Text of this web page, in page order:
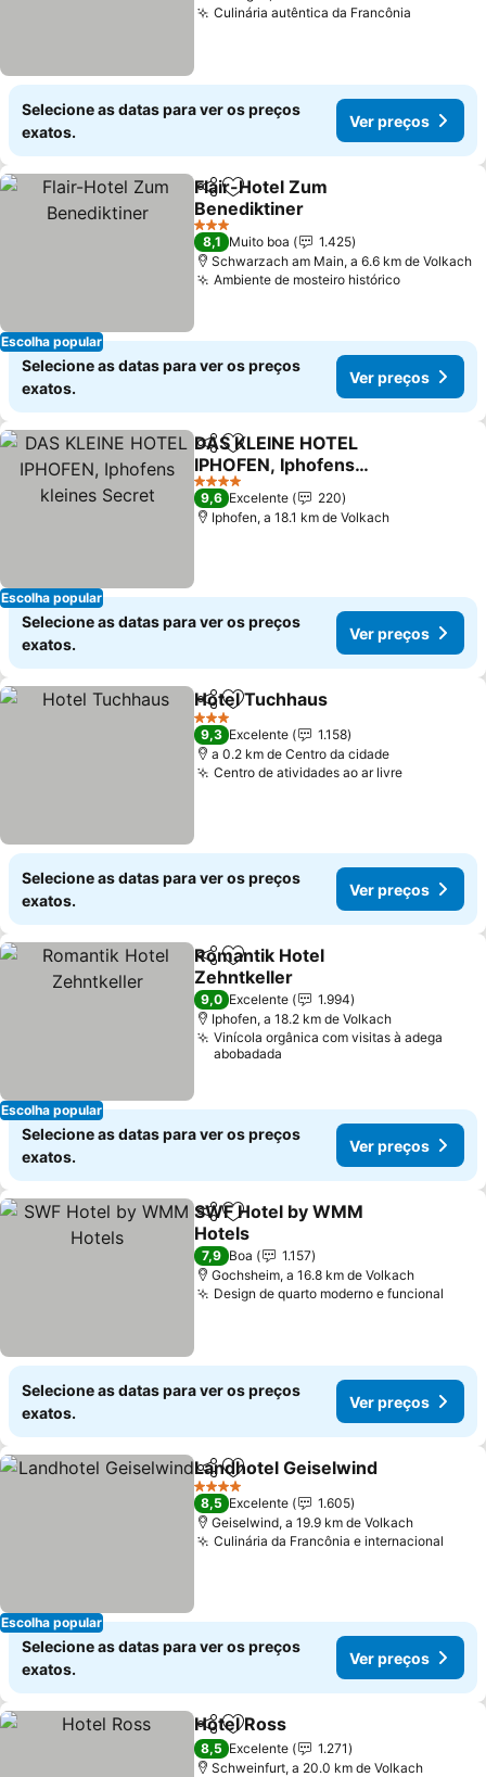
Culinária autêntica da Francônia
Selecione as datas para ver os preços
exatos.
Ver preços
Escolha popular
PartilharAdicionar aos favoritos
Flair-Hotel Zum
Benediktiner
Ver preços
3 Estrelas
8,1 Muito boa
1.425
Schwarzach am Main, a 6.6 km de Volkach
Ambiente de mosteiro históricoVer
Selecione as datas para ver os preços
exatos.
Ver preços
Escolha popular
PartilharAdicionar aos favoritos
DAS KLEINE HOTEL
IPHOFEN, Iphofens
kleines Secret
Ver preços
4 Estrelas
9,6 Excelente
220
Iphofen, a 18.1 km de Volkach
Selecione as datas para ver os preços
exatos.
Ver preços
PartilharAdicionar aos favoritos
Hotel Tuchhaus
3 Estrelas
9,3 Excelente
1.158
a 0.2 km de Centro da cidade
Centro de atividades ao ar livreVer
Selecione as datas para ver os preços
exatos.
Ver preços
Escolha popular
PartilharAdicionar aos favoritos
Romantik Hotel
Zehntkeller
Ver preços
9,0 Excelente
1.994
Iphofen, a 18.2 km de Volkach
Vinícola orgânica com visitas à adega
abobadada
Selecione as datas para ver os preços
exatos.
Ver preços
PartilharAdicionar aos favoritos
SWF Hotel by WMM
Hotels
Ver preços
7,9 Boa
1.157
Gochsheim, a 16.8 km de Volkach
Design de quarto moderno e funcional
Selecione as datas para ver os preços
exatos.
Ver preços
Escolha popular
PartilharAdicionar aos favoritos
Landhotel Geiselwind
4 Estrelas
8,5 Excelente
1.605
Geiselwind, a 19.9 km de Volkach
Culinária da Francônia e internacional
Selecione as datas para ver os preços
exatos.
Ver preços
PartilharAdicionar aos favoritos
Hotel Ross
8,5 Excelente
1.271
Schweinfurt, a 20.0 km de Volkach